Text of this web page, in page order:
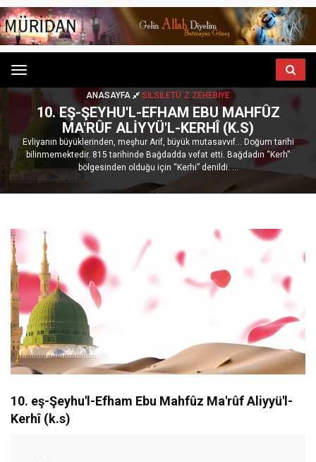
Menu
ANASAYFA SILSILETÜ`Z ZEHEBIYE
10. EŞ-ŞEYHU'L-EFHAM EBU MAHFÛZ
MA'RÛF ALIYYÜ'L-KERHÎ (K.S)
Evliyanın büyüklerinden, meşhur Arif, büyük mutasavvıf... Doğum tarihi
bilinmemektedir. 815 tarihinde Bağdadda vefat etti. Bağdadın “Kerh”
bölgesinden olduğu için “Kerhi” denildi. ...
10. eş-Şeyhu'l-Efham Ebu Mahfûz Ma'rûf Aliyyü'l-
Kerhî (k.s)